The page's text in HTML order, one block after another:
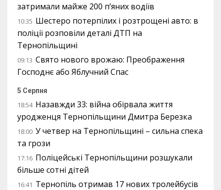
затримали майже 200 п’яних водіїв
10:35 Шестеро потерпілих і розтрощені авто: в
поліції розповіли деталі ДТП на
Тернопільщині
09:13 Свято нового врожаю: Преображення
Господнє або Яблучний Спас
5 Серпня
18:54 Назавжди 33: війна обірвала життя
уродженця Тернопільщини Дмитра Березка
18:00 У четвер на Тернопільщині – сильна спека
та грози
17:16 Поліцейські Тернопільщини розшукали
більше сотні дітей
16:41 Тернопіль отримав 17 нових тролейбусів